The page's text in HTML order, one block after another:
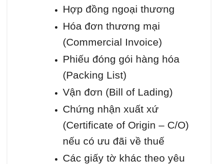
Hợp đồng ngoại thương
Hóa đơn thương mại
(Commercial Invoice)
Phiếu đóng gói hàng hóa
(Packing List)
Vận đơn (Bill of Lading)
Chứng nhận xuất xứ
(Certificate of Origin – C/O)
nếu có ưu đãi về thuế
Các giấy tờ khác theo yêu